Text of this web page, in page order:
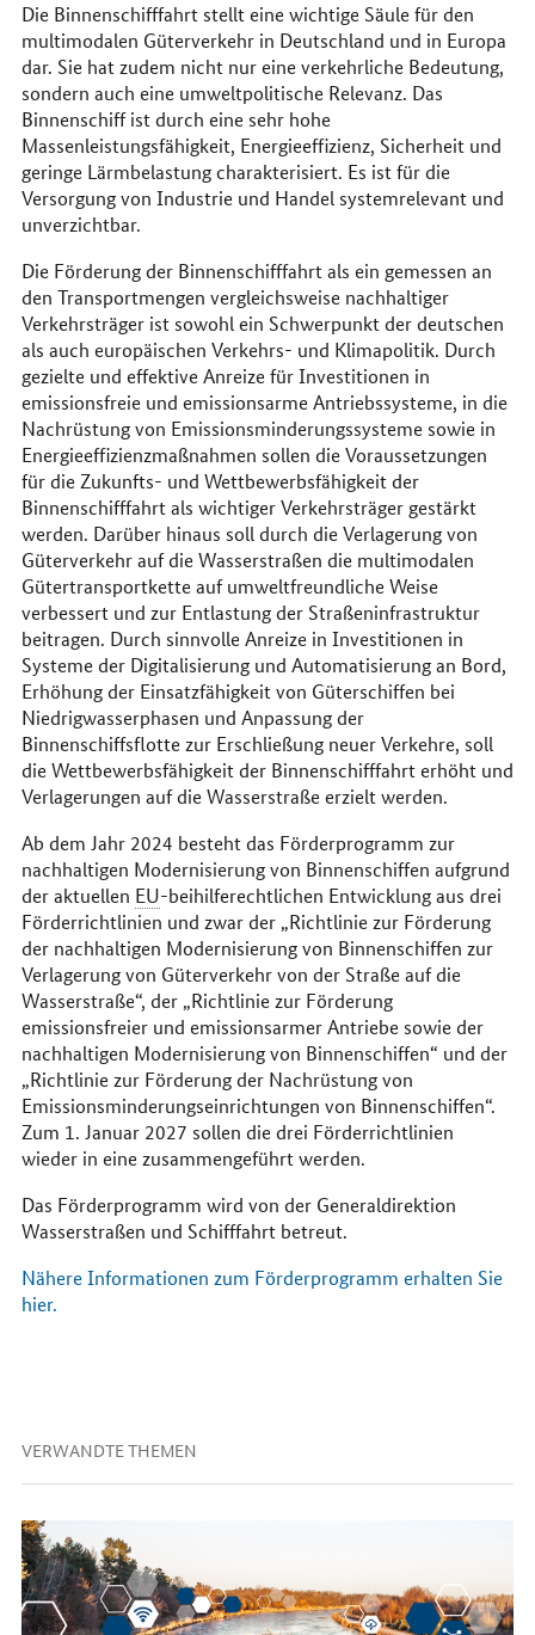
Die Binnenschifffahrt stellt eine wichtige Säule für den
multimodalen Güterverkehr in Deutschland und in Europa
dar. Sie hat zudem nicht nur eine verkehrliche Bedeutung,
sondern auch eine umweltpolitische Relevanz. Das
Binnenschiff ist durch eine sehr hohe
Massenleistungsfähigkeit, Energieeffizienz, Sicherheit und
geringe Lärmbelastung charakterisiert. Es ist für die
Versorgung von Industrie und Handel systemrelevant und
unverzichtbar.
Die Förderung der Binnenschifffahrt als ein gemessen an
den Transportmengen vergleichsweise nachhaltiger
Verkehrsträger ist sowohl ein Schwerpunkt der deutschen
als auch europäischen Verkehrs- und Klimapolitik. Durch
gezielte und effektive Anreize für Investitionen in
emissionsfreie und emissionsarme Antriebssysteme, in die
Nachrüstung von Emissionsminderungssysteme sowie in
Energieeffizienzmaßnahmen sollen die Voraussetzungen
für die Zukunfts- und Wettbewerbsfähigkeit der
Binnenschifffahrt als wichtiger Verkehrsträger gestärkt
werden. Darüber hinaus soll durch die Verlagerung von
Güterverkehr auf die Wasserstraßen die multimodalen
Gütertransportkette auf umweltfreundliche Weise
verbessert und zur Entlastung der Straßeninfrastruktur
beitragen. Durch sinnvolle Anreize in Investitionen in
Systeme der Digitalisierung und Automatisierung an Bord,
Erhöhung der Einsatzfähigkeit von Güterschiffen bei
Niedrigwasserphasen und Anpassung der
Binnenschiffsflotte zur Erschließung neuer Verkehre, soll
die Wettbewerbsfähigkeit der Binnenschifffahrt erhöht und
Verlagerungen auf die Wasserstraße erzielt werden.
Ab dem Jahr 2024 besteht das Förderprogramm zur
nachhaltigen Modernisierung von Binnenschiffen aufgrund
der aktuellen EU-beihilferechtlichen Entwicklung aus drei
Förderrichtlinien und zwar der „Richtlinie zur Förderung
der nachhaltigen Modernisierung von Binnenschiffen zur
Verlagerung von Güterverkehr von der Straße auf die
Wasserstraße“, der „Richtlinie zur Förderung
emissionsfreier und emissionsarmer Antriebe sowie der
nachhaltigen Modernisierung von Binnenschiffen“ und der
„Richtlinie zur Förderung der Nachrüstung von
Emissionsminderungseinrichtungen von Binnenschiffen“.
Zum 1. Januar 2027 sollen die drei Förderrichtlinien
wieder in eine zusammengeführt werden.
Das Förderprogramm wird von der Generaldirektion
Wasserstraßen und Schifffahrt betreut.
Nähere Informationen zum Förderprogramm erhalten Sie
hier.
VERWANDTE THEMEN